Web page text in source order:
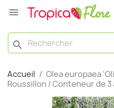

search
Accueil
Olea europaea
Roussillon / Conteneur de 3